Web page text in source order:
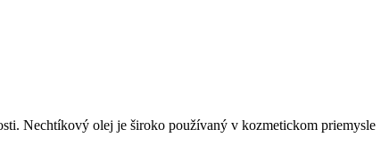
Nechtíkový olej je široko používaný v kozmetickom priemysle